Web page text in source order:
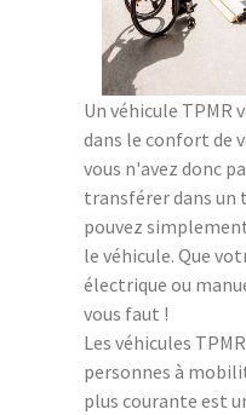
Un véhicule TPMR
dans le confort de
vous n'avez donc
transférer dans un
pouvez
le véhicule. Que
électrique ou
vous faut !
Les véhicules
personnes à
plus courante est